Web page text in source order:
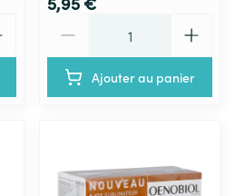
Ajouter au panier